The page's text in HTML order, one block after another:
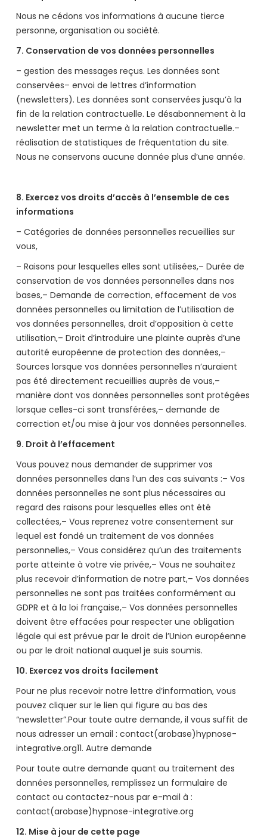
Nous ne cédons vos informations à aucune tierce
personne, organisation ou société.
7. Conservation de vos données personnelles
– gestion des messages reçus. Les données sont
conservées– envoi de lettres d’information
(newsletters). Les données sont conservées jusqu’à la
fin de la relation contractuelle. Le désabonnement à la
newsletter met un terme à la relation contractuelle.–
réalisation de statistiques de fréquentation du site.
Nous ne conservons aucune donnée plus d’une année.
8. Exercez vos droits d’accès à l’ensemble de ces
informations
– Catégories de données personnelles recueillies sur
vous,
– Raisons pour lesquelles elles sont utilisées,– Durée de
conservation de vos données personnelles dans nos
bases,– Demande de correction, effacement de vos
données personnelles ou limitation de l’utilisation de
vos données personnelles, droit d’opposition à cette
utilisation,– Droit d’introduire une plainte auprès d’une
autorité européenne de protection des données,–
Sources lorsque vos données personnelles n’auraient
pas été directement recueillies auprès de vous,–
manière dont vos données personnelles sont protégées
lorsque celles-ci sont transférées,– demande de
correction et/ou mise à jour vos données personnelles.
9. Droit à l’effacement
Vous pouvez nous demander de supprimer vos
données personnelles dans l’un des cas suivants :– Vos
données personnelles ne sont plus nécessaires au
regard des raisons pour lesquelles elles ont été
collectées,– Vous reprenez votre consentement sur
lequel est fondé un traitement de vos données
personnelles,– Vous considérez qu’un des traitements
porte atteinte à votre vie privée,– Vous ne souhaitez
plus recevoir d’information de notre part,– Vos données
personnelles ne sont pas traitées conformément au
GDPR et à la loi française,– Vos données personnelles
doivent être effacées pour respecter une obligation
légale qui est prévue par le droit de l’Union européenne
ou par le droit national auquel je suis soumis.
10. Exercez vos droits facilement
Pour ne plus recevoir notre lettre d’information, vous
pouvez cliquer sur le lien qui figure au bas des
“newsletter”.Pour toute autre demande, il vous suffit de
nous adresser un email : contact(arobase)hypnose-
integrative.org11. Autre demande
Pour toute autre demande quant au traitement des
données personnelles, remplissez un formulaire de
contact ou contactez-nous par e-mail à :
contact(arobase)hypnose-integrative.org
12. Mise à jour de cette page